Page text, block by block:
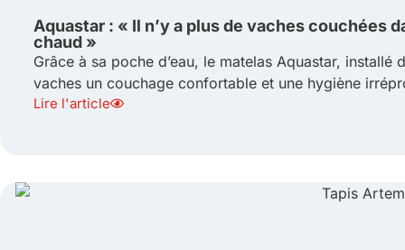
Aquastar : « Il n’y a plus de vaches couchées
chaud »
Grâce à sa poche d’eau, le matelas Aquastar,
vaches un couchage confortable et une hygiène
Lire l'article